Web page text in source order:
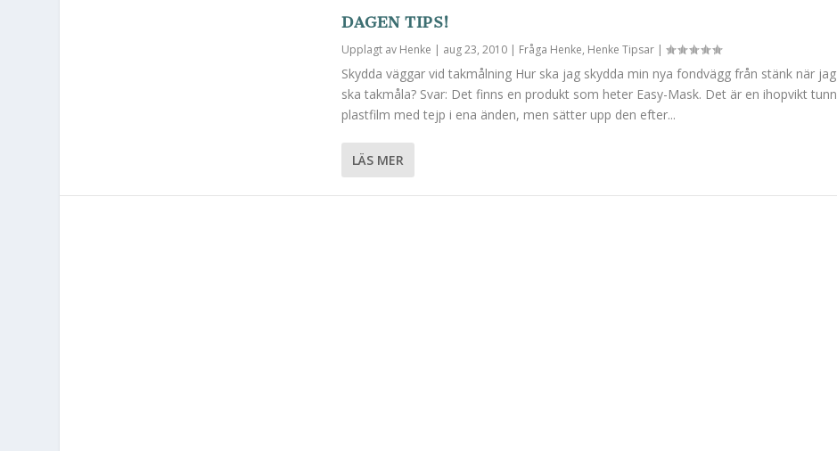
DAGEN TIPS!
Upplagt av Henke | aug 23, 2010 | Fråga Henke, Henke Tipsar |
Skydda väggar vid takmålning Hur ska jag skydda min nya fondvägg från stänk när jag
ska takmåla? Svar: Det finns en produkt som heter Easy-Mask. Det är en ihopvikt tunn
plastfilm med tejp i ena änden, men sätter upp den efter...
LÄS MER